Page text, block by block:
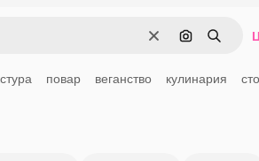
ОчиститьПоиск по
Поиск
повар веганство кулинария